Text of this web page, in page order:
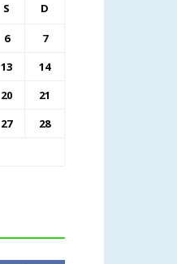
S D
6
7
13
14
20
21
27
28